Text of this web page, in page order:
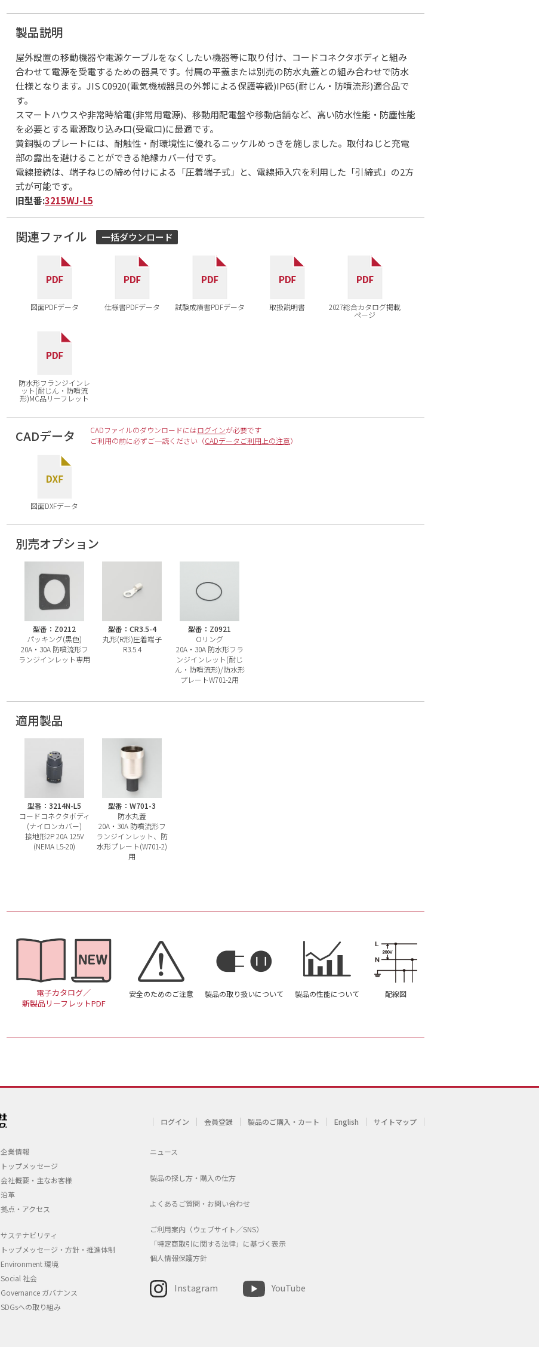
製品説明
屋外設置の移動機器や電源ケーブルをなくしたい機器等に取り付け、コードコネクタボディと組み
合わせて電源を受電するための器具です。付属の平蓋または別売の防水丸蓋との組み合わせで防水
仕様となります。JIS C0920(電気機械器具の外郭による保護等級)IP65(耐じん・防噴流形)適合品で
す。
スマートハウスや非常時給電(非常用電源)、移動用配電盤や移動店舗など、高い防水性能・防塵性能
を必要とする電源取り込み口(受電口)に最適です。
黄銅製のプレートには、耐触性・耐環境性に優れるニッケルめっきを施しました。取付ねじと充電
部の露出を避けることができる絶縁カバー付です。
電線接続は、端子ねじの締め付けによる「圧着端子式」と、電線挿入穴を利用した「引締式」の2方
式が可能です。
旧型番:3215WJ-L5
関連ファイル
図面PDFデータ 仕様書PDFデータ 試験成績書PDFデータ 取扱説明書 2027総合カタログ掲載
ページ
防水形フランジインレ
ット(耐じん・防噴流
形)MC品リーフレット
一括ダウンロード
CADデータ CADファイルのダウンロードにはログインが必要です
ご利用の前に必ずご一読ください（CADデータご利用上の注意）
図面DXFデータ
別売オプション
型番：Z0212
パッキング(黒色)
20A・30A 防噴流形フ
ランジインレット専用
型番：CR3.5-4
丸形(R形)圧着端子
R3.5.4
型番：Z0921
Oリング
20A・30A 防水形フラ
ンジインレット(耐じ
ん・防噴流形)/防水形
プレートW701-2用
適用製品
型番：3214N-L5
コードコネクタボディ
(ナイロンカバー)
接地形2P 20A 125V
(NEMA L5-20)
型番：W701-3
防水丸蓋
20A・30A 防噴流形フ
ランジインレット、防
水形プレート(W701-2)
用
電子カタログ／
新製品リーフレットPDF
安全のためのご注意 製品の取り扱いについて 製品の性能について 配線図
ログイン 会員登録 製品のご購入・カート English サイトマップ
企業情報
トップメッセージ
会社概要・主なお客様
沿革
拠点・アクセス
サステナビリティ
トップメッセージ・方針・推進体制
Environment 環境
Social 社会
Governance ガバナンス
SDGsへの取り組み
ニュース
製品の探し方・購入の仕方
よくあるご質問・お問い合わせ
ご利用案内（ウェブサイト／SNS）
「特定商取引に関する法律」に基づく表示
個人情報保護方針
Instagram YouTube